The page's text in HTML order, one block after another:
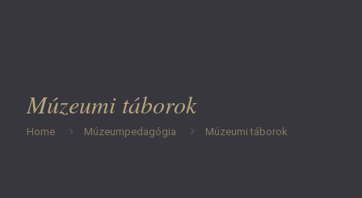
Múzeumi táborok
Home Múzeumpedagógia Múzeumi táborok